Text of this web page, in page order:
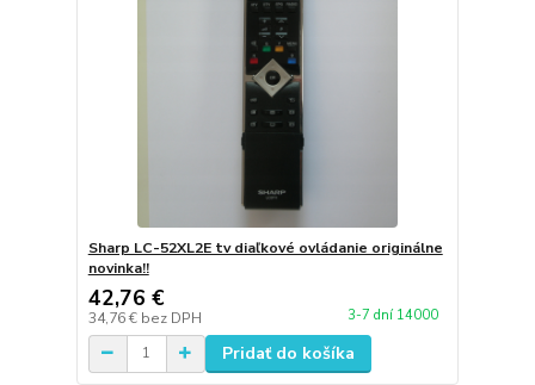
Sharp LC-52XL2E tv diaľkové ovládanie originálne
novinka!!
42,76 €
34,76 € bez DPH 3-7 dní 14000
Pridať do košíka